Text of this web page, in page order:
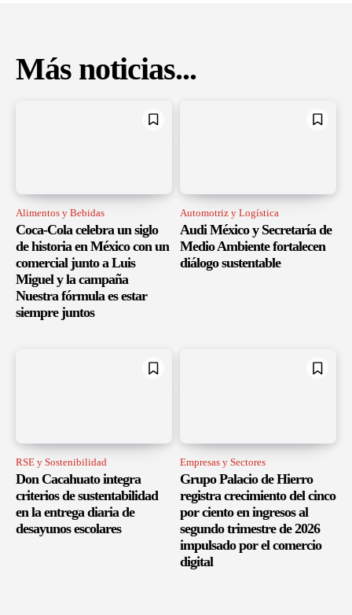
Más noticias...
Alimentos y Bebidas
Coca-Cola celebra un siglo
de historia en México con un
comercial junto a Luis
Miguel y la campaña
Nuestra fórmula es estar
siempre juntos
Automotriz y Logística
Audi México y Secretaría de
Medio Ambiente fortalecen
diálogo sustentable
RSE y Sostenibilidad
Don Cacahuato integra
criterios de sustentabilidad
en la entrega diaria de
desayunos escolares
Empresas y Sectores
Grupo Palacio de Hierro
registra crecimiento del cinco
por ciento en ingresos al
segundo trimestre de 2026
impulsado por el comercio
digital